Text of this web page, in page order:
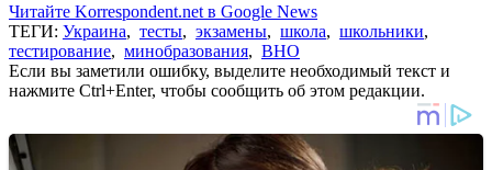
Читайте Korrespondent.net в Google News
ТЕГИ: Украина, тесты, экзамены, школа, школьники,
тестирование, минобразования, ВНО
Если вы заметили ошибку, выделите необходимый текст и
нажмите Ctrl+Enter, чтобы сообщить об этом редакции.